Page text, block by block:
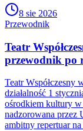
8 sie 2026
Przewodnik
Teatr
przewodnik po
Teatr Współczesny
działalność 1
ośrodkiem kultury w
nadzorowana przez
ambitny repertuar